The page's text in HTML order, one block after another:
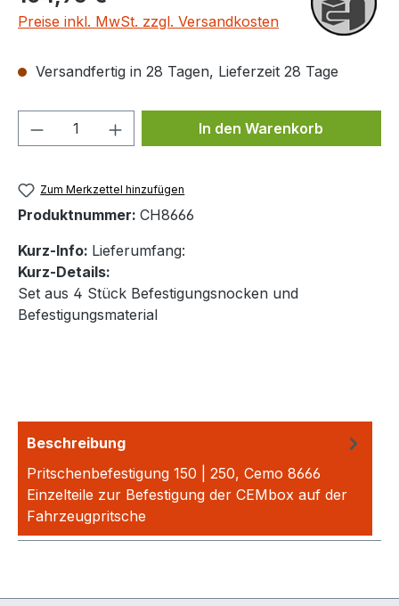
Preise inkl. MwSt. zzgl. Versandkosten
Versandfertig in 28 Tagen, Lieferzeit 28 Tage
Produkt Anzahl: Gib denIn den Warenkorb
Zum Merkzettel hinzufügen
Produktnummer: CH8666
Kurz-Info: Lieferumfang:
Kurz-Details:
Set aus 4 Stück Befestigungsnocken und
Befestigungsmaterial
Beschreibung
Pritschenbefestigung 150 | 250, Cemo 8666
Einzelteile zur Befestigung der CEMbox auf der
Fahrzeugpritsche